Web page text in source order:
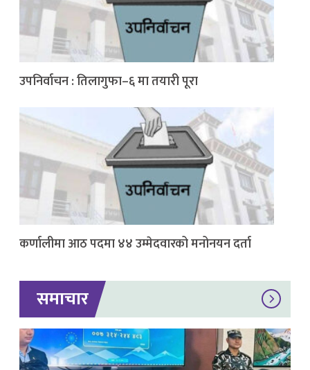
उपनिर्वाचन : तिलागुफा–६ मा तयारी पूरा
कर्णालीमा आठ पदमा ४४ उम्मेदवारको मनोनयन दर्ता
समाचार